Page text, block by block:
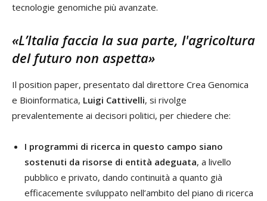
tecnologie genomiche più avanzate.
«L’Italia faccia la sua parte, l'agricoltura
del futuro non aspetta»
Il position paper, presentato dal direttore Crea Genomica
e Bioinformatica, Luigi Cattivelli, si rivolge
prevalentemente ai decisori politici, per chiedere che:
I programmi di ricerca in questo campo siano
sostenuti da risorse di entità adeguata, a livello
pubblico e privato, dando continuità a quanto già
efficacemente sviluppato nell’ambito del piano di ricerca